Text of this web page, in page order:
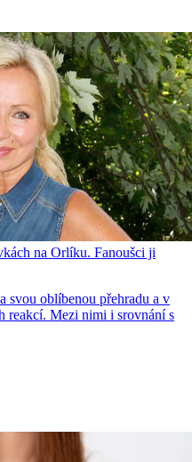
na Orlíku. Fanoušci ji
svou oblíbenou přehradu a v
reakcí. Mezi nimi i srovnání s